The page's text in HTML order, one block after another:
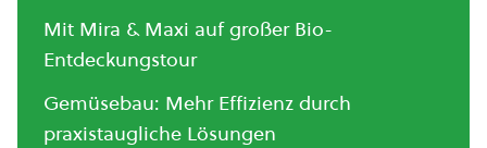
Mit Mira & Maxi auf großer Bio-
Entdeckungstour
Gemüsebau: Mehr Effizienz durch
praxistaugliche Lösungen